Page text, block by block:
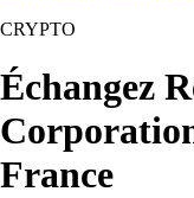
CRYPTO
Échangez
France